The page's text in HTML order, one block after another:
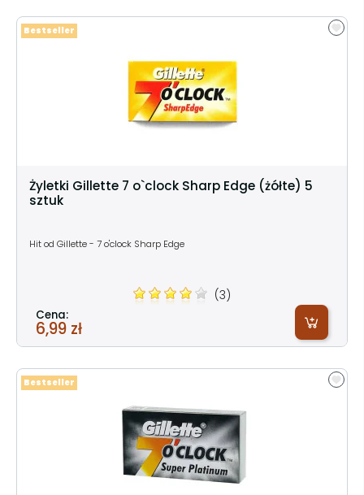
Żyletki Gillette 7 o`clock Sharp Edge (żółte) 5
sztuk
Hit od Gillette - 7 o'clock Sharp Edge
(3)
Cena:
6,99 zł
Bestseller
Bestseller